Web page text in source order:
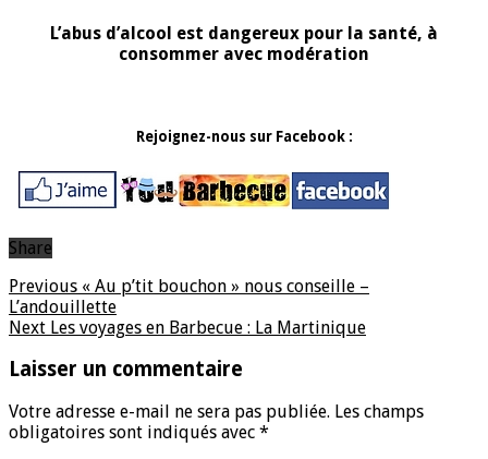
L’abus d’alcool est dangereux pour la santé, à
consommer avec modération
Rejoignez-nous sur Facebook :
Share
Previous « Au p’tit bouchon » nous conseille –
L’andouillette
Next Les voyages en Barbecue : La Martinique
Laisser un commentaire
Votre adresse e-mail ne sera pas publiée. Les champs
obligatoires sont indiqués avec *